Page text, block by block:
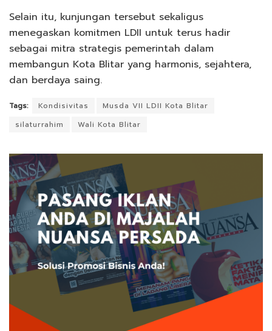
Selain itu, kunjungan tersebut sekaligus
menegaskan komitmen LDII untuk terus hadir
sebagai mitra strategis pemerintah dalam
membangun Kota Blitar yang harmonis, sejahtera,
dan berdaya saing.
Tags: Kondisivitas
Musda VII LDII Kota Blitar
silaturrahim
Wali Kota Blitar